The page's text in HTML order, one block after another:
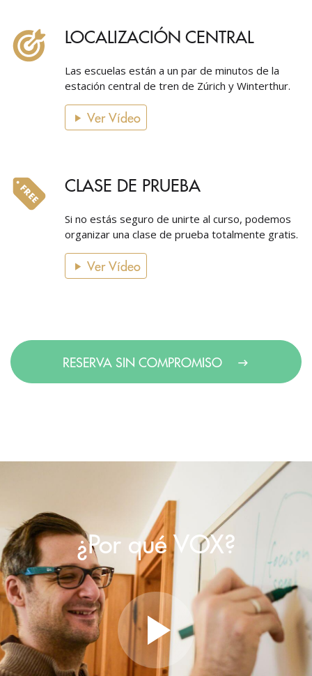
LOCALIZACIÓN CENTRAL
Las escuelas están a un par de minutos de la
estación central de tren de Zúrich y Winterthur.
Ver Vídeo
CLASE DE PRUEBA
Si no estás seguro de unirte al curso, podemos
organizar una clase de prueba totalmente gratis.
Ver Vídeo
RESERVA SIN COMPROMISO
¿Por qué VOX?